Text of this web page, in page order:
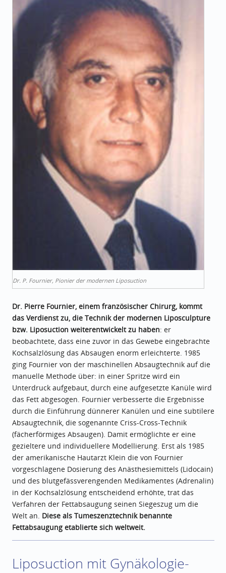
Dr. P. Fournier, Pionier der modernen Liposuction
Dr. Pierre Fournier, einem französischer Chirurg, kommt
das Verdienst zu, die Technik der modernen Liposculpture
bzw. Liposuction weiterentwickelt zu haben: er
beobachtete, dass eine zuvor in das Gewebe eingebrachte
Kochsalzlösung das Absaugen enorm erleichterte. 1985
ging Fournier von der maschinellen Absaugtechnik auf die
manuelle Methode über: in einer Spritze wird ein
Unterdruck aufgebaut, durch eine aufgesetzte Kanüle wird
das Fett abgesogen. Fournier verbesserte die Ergebnisse
durch die Einführung dünnerer Kanülen und eine subtilere
Absaugtechnik, die sogenannte Criss-Cross-Technik
(fächerförmiges Absaugen). Damit ermöglichte er eine
gezieltere und individuellere Modellierung. Erst als 1985
der amerikanische Hautarzt Klein die von Fournier
vorgeschlagene Dosierung des Anästhesiemittels (Lidocain)
und des blutgefässverengenden Medikamentes (Adrenalin)
in der Kochsalzlösung entscheidend erhöhte, trat das
Verfahren der Fettabsaugung seinen Siegeszug um die
Welt an. Diese als Tumeszenztechnik benannte
Fettabsaugung etablierte sich weltweit.
Liposuction mit Gynäkologie-